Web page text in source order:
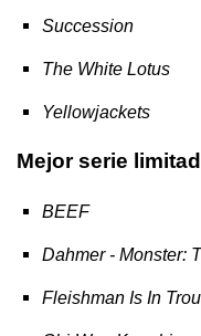
Succession
The White Lotus
Yellowjackets
Mejor serie
BEEF
Dahmer - Monster:
Fleishman Is In